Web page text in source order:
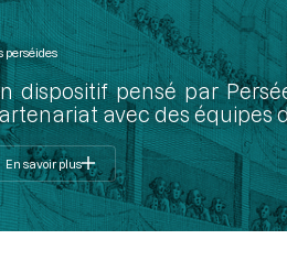
perséides
dispositif pensé par
avec des équipes
En savoir plus